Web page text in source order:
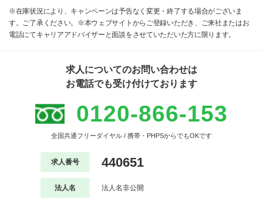
※在庫状況により、キャンペーンは予告なく変更・終了する場合がございま
す。ご了承ください。※本ウェブサイトからご登録いただき、ご来社またはお
電話にてキャリアアドバイザーと面談をさせていただいた方に限ります。
求人についてのお問い合わせは
お電話でも受け付けております
0120-866-153
全国共通フリーダイヤル / 携帯・PHPSからでもOKです
求人番号 440651
法人名 法人名非公開